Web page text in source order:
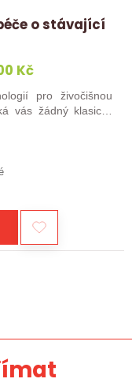
o stávající
Kč
pro živočišnou